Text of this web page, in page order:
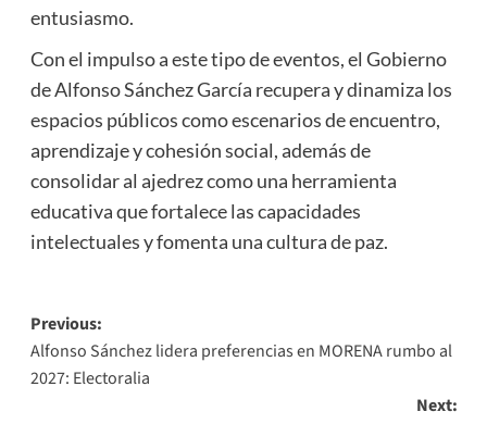
entusiasmo.
Con el impulso a este tipo de eventos, el Gobierno
de Alfonso Sánchez García recupera y dinamiza los
espacios públicos como escenarios de encuentro,
aprendizaje y cohesión social, además de
consolidar al ajedrez como una herramienta
educativa que fortalece las capacidades
intelectuales y fomenta una cultura de paz.
Post
navigation
Previous:
Alfonso Sánchez lidera preferencias en MORENA rumbo al
2027: Electoralia
Next: